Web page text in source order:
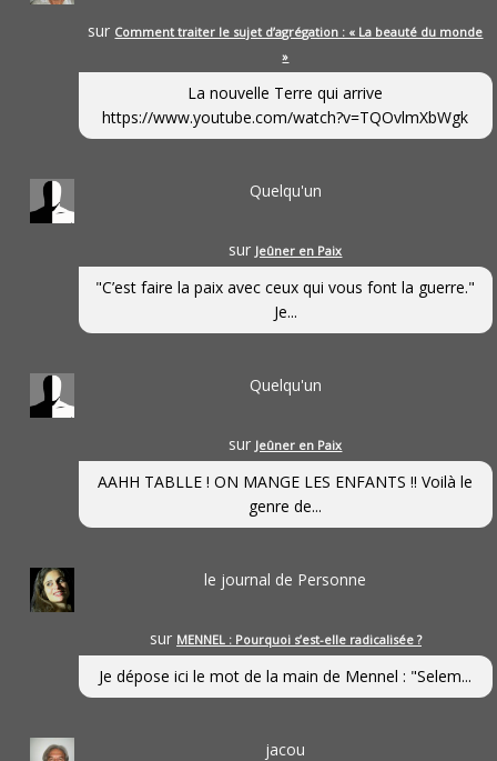
sur Comment traiter le sujet d’agrégation : « La beauté du monde
»
La nouvelle Terre qui arrive
https://www.youtube.com/watch?v=TQOvlmXbWgk
Quelqu'un
sur Jeûner en Paix
"C’est faire la paix avec ceux qui vous font la guerre."
Je...
Quelqu'un
sur Jeûner en Paix
AAHH TABLLE ! ON MANGE LES ENFANTS !! Voilà le
genre de...
le journal de Personne
sur MENNEL : Pourquoi s’est-elle radicalisée ?
Je dépose ici le mot de la main de Mennel : "Selem...
jacou